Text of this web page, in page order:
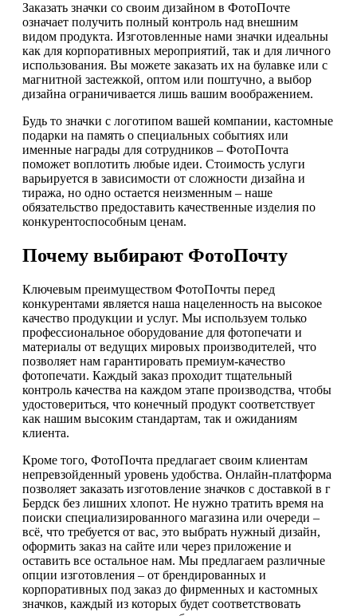
Заказать значки со своим дизайном в ФотоПочте
означает получить полный контроль над внешним
видом продукта. Изготовленные нами значки идеальны
как для корпоративных мероприятий, так и для личного
использования. Вы можете заказать их на булавке или с
магнитной застежкой, оптом или поштучно, а выбор
дизайна ограничивается лишь вашим воображением.
Будь то значки с логотипом вашей компании, кастомные
подарки на память о специальных событиях или
именные награды для сотрудников – ФотоПочта
поможет воплотить любые идеи. Стоимость услуги
варьируется в зависимости от сложности дизайна и
тиража, но одно остается неизменным – наше
обязательство предоставить качественные изделия по
конкурентоспособным ценам.
Почему выбирают ФотоПочту
Ключевым преимуществом ФотоПочты перед
конкурентами является наша нацеленность на высокое
качество продукции и услуг. Мы используем только
профессиональное оборудование для фотопечати и
материалы от ведущих мировых производителей, что
позволяет нам гарантировать премиум-качество
фотопечати. Каждый заказ проходит тщательный
контроль качества на каждом этапе производства, чтобы
удостовериться, что конечный продукт соответствует
как нашим высоким стандартам, так и ожиданиям
клиента.
Кроме того, ФотоПочта предлагает своим клиентам
непревзойденный уровень удобства. Онлайн-платформа
позволяет заказать изготовление значков с доставкой в г
Бердск без лишних хлопот. Не нужно тратить время на
поиски специализированного магазина или очереди –
всё, что требуется от вас, это выбрать нужный дизайн,
оформить заказ на сайте или через приложение и
оставить все остальное нам. Мы предлагаем различные
опции изготовления – от брендированных и
корпоративных под заказ до фирменных и кастомных
значков, каждый из которых будет соответствовать